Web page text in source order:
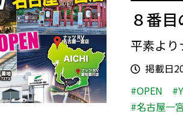
８番
平素より
掲載日
#OPEN
#名古屋一